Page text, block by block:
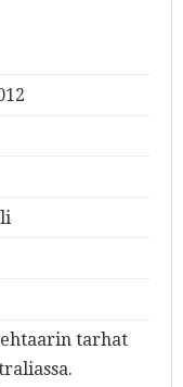
tarhat